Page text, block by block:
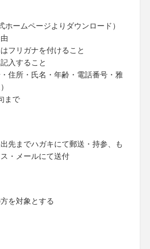
ホームページよりダウンロード）
フリガナを付けること
入すること
住所・氏名・年齢・電話番号・雅
まで
先までハガキにて郵送・持参、も
・メールにて送付
を対象とする